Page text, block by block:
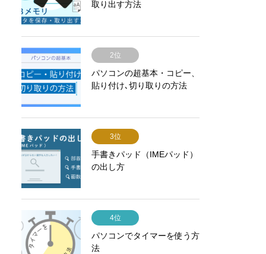
取り出す方法
2位
パソコンの超基本・コピー、
貼り付け､切り取りの方法
3位
手書きパッド（IMEパッド）
の出し方
4位
パソコンでタイマーを使う方
法